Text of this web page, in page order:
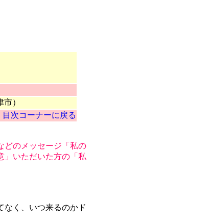
）
目次コーナーに戻る
どのメッセージ「私の
」いただいた方の「私
く、いつ来るのかド